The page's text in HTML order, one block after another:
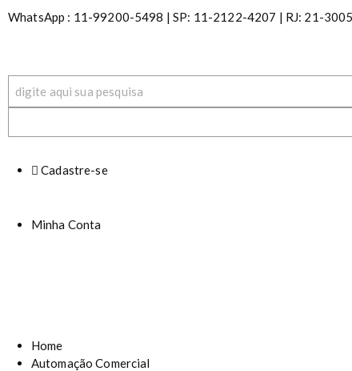
WhatsApp : 11-99200-5498 | SP: 11-2122-4207 | RJ: 21-
Cadastre-se
Minha Conta
Home
Automação Comercial